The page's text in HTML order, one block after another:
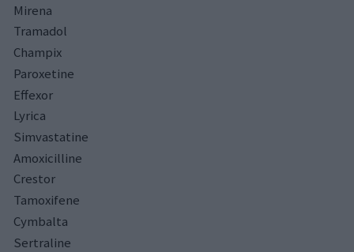
Mirena
Tramadol
Champix
Paroxetine
Effexor
Lyrica
Simvastatine
Amoxicilline
Crestor
Tamoxifene
Cymbalta
Sertraline